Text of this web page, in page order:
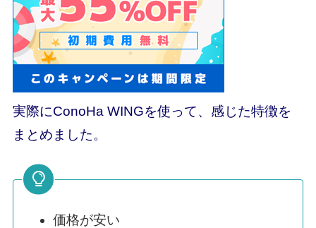
実際にConoHa WINGを使って、感じた特徴を
まとめました。
価格が安い